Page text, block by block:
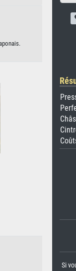
Si